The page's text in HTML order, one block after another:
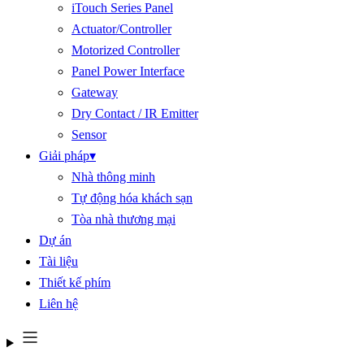
iTouch Series Panel
Actuator/Controller
Motorized Controller
Panel Power Interface
Gateway
Dry Contact / IR Emitter
Sensor
Giải pháp▾
Nhà thông minh
Tự động hóa khách sạn
Tòa nhà thương mại
Dự án
Tài liệu
Thiết kế phím
Liên hệ